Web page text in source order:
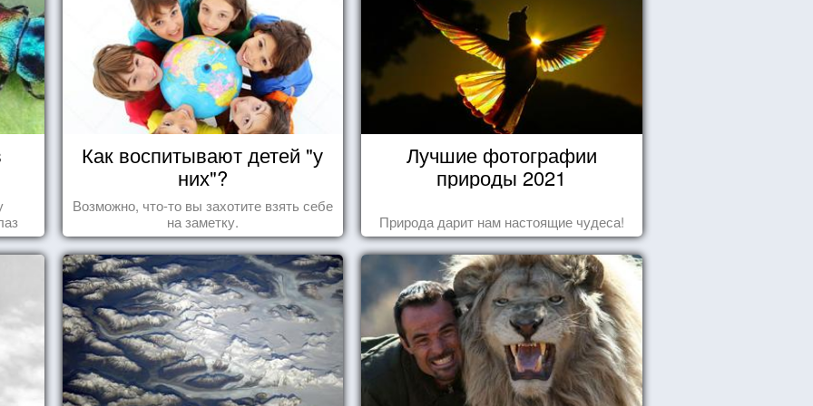
Как воспитывают детей "у
них"?
Возможно, что-то вы захотите взять себе
на заметку.
Лучшие фотографии
природы 2021
Природа дарит нам настоящие чудеса!